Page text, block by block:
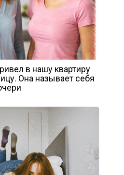
в нашу квартиру
Она называет себя